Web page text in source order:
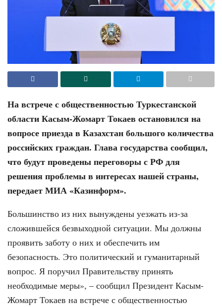
На встрече с общественностью Туркестанской
области Касым-Жомарт Токаев остановился на
вопросе приезда в Казахстан большого количества
российских граждан. Глава государства сообщил,
что будут проведены переговоры с РФ для
решения проблемы в интересах нашей страны,
передает МИА «Казинформ».
Большинство из них вынуждены уезжать из-за
сложившейся безвыходной ситуации. Мы должны
проявить заботу о них и обеспечить им
безопасность. Это политический и гуманитарный
вопрос. Я поручил Правительству принять
необходимые меры», – сообщил Президент Касым-
Жомарт Токаев на встрече с общественностью